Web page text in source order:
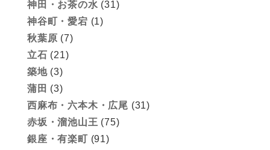
神田・お茶の水 (31)
神谷町・愛宕 (1)
秋葉原 (7)
立石 (21)
築地(3)
蒲田 (3)
西麻布・六本木・広尾 (31)
赤坂・溜池山王 (75)
銀座・有楽町 (91)